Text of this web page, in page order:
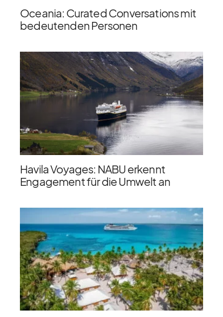
Oceania: Curated Conversations mit
bedeutenden Personen
Havila Voyages: NABU erkennt
Engagement für die Umwelt an